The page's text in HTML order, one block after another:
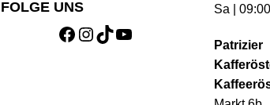
FOLGE UNS
Facebook
Instagram
TikTokYouTube
Sa |
Patrizier